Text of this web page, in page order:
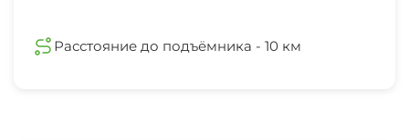
Расстояние до подъёмника - 10 км